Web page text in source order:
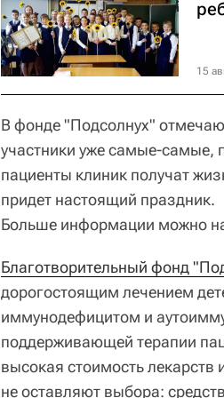
15
В фонде "Подсолнух"
участники уже самые-самые,
пациенты клиник получат
придет настоящий праздник.
Больше информации можно
Благотворительный фонд
дорогостоящим лечением
иммунодефицитом и
поддерживающей терапии
высокая стоимость лекарств
не оставляют выбора: